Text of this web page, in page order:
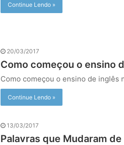
Continue Lendo »
20/03/2017
Como começou o ensino
Como começou o ensino de inglês
Continue Lendo »
13/03/2017
Palavras que Mudaram